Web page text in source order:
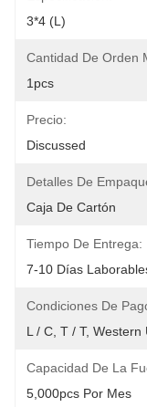
3*4 (L)
Cantidad De Orden
1pcs
Precio:
Discussed
Detalles De
Caja De Cartón
Tiempo De Entrega:
7-10 Días
Condiciones De
L / C, T / T, Western
Capacidad De La
5,000pcs Por Mes